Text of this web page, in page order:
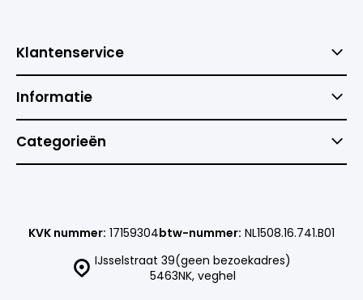
Klantenservice
Informatie
Categorieën
IJsselstraat 39(geen bezoekadres)
5463NK, veghel
KVK nummer: 17159304btw-nummer: NL1508.16.741.B01